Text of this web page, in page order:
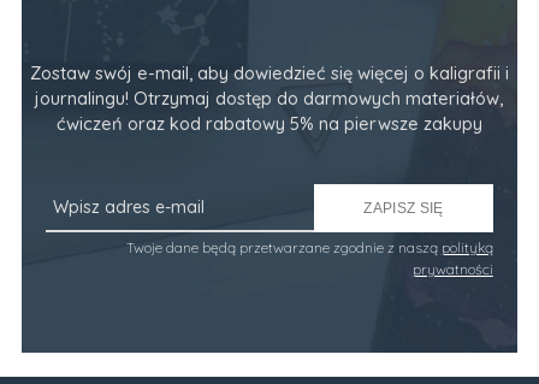
Zostaw swój e-mail, aby dowiedzieć się więcej o kaligrafii i
journalingu! Otrzymaj dostęp do darmowych materiałów,
ćwiczeń oraz kod rabatowy 5% na pierwsze zakupy
ZAPISZ SIĘ
Twoje dane będą przetwarzane zgodnie z naszą polityką
prywatności